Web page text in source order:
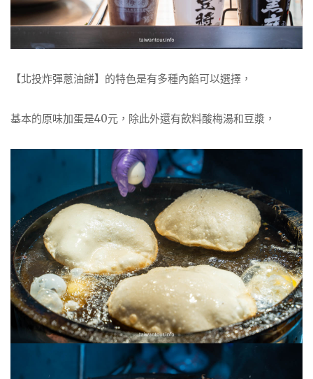
【北投炸彈蔥油餅】的特色是有多種內餡可以選擇，
基本的原味加蛋是40元，除此外還有飲料酸梅湯和豆漿，